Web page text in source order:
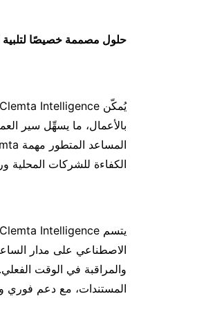
حلول مصممة خصيصًا لتلبية
بالأعمال، ما يسهِّل سير
الكفاءة للشركات المحلية
الاصطناعي على مدار
والمراقبة في الوقت
المستندات، مع دعم